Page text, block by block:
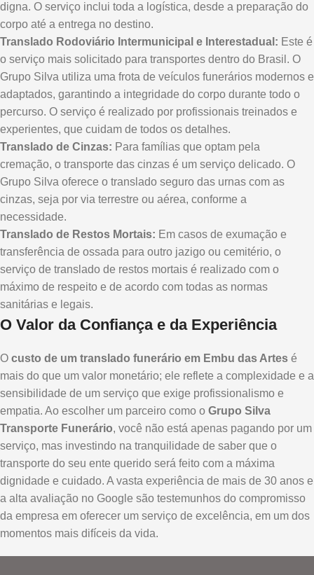
digna. O serviço inclui toda a logística, desde a preparação do
corpo até a entrega no destino.
Translado Rodoviário Intermunicipal e Interestadual: Este é
o serviço mais solicitado para transportes dentro do Brasil. O
Grupo Silva utiliza uma frota de veículos funerários modernos e
adaptados, garantindo a integridade do corpo durante todo o
percurso. O serviço é realizado por profissionais treinados e
experientes, que cuidam de todos os detalhes.
Translado de Cinzas: Para famílias que optam pela
cremação, o transporte das cinzas é um serviço delicado. O
Grupo Silva oferece o translado seguro das urnas com as
cinzas, seja por via terrestre ou aérea, conforme a
necessidade.
Translado de Restos Mortais: Em casos de exumação e
transferência de ossada para outro jazigo ou cemitério, o
serviço de translado de restos mortais é realizado com o
máximo de respeito e de acordo com todas as normas
sanitárias e legais.
O Valor da Confiança e da Experiência
O custo de um translado funerário em Embu das Artes é
mais do que um valor monetário; ele reflete a complexidade e a
sensibilidade de um serviço que exige profissionalismo e
empatia. Ao escolher um parceiro como o Grupo Silva
Transporte Funerário, você não está apenas pagando por um
serviço, mas investindo na tranquilidade de saber que o
transporte do seu ente querido será feito com a máxima
dignidade e cuidado. A vasta experiência de mais de 30 anos e
a alta avaliação no Google são testemunhos do compromisso
da empresa em oferecer um serviço de excelência, em um dos
momentos mais difíceis da vida.